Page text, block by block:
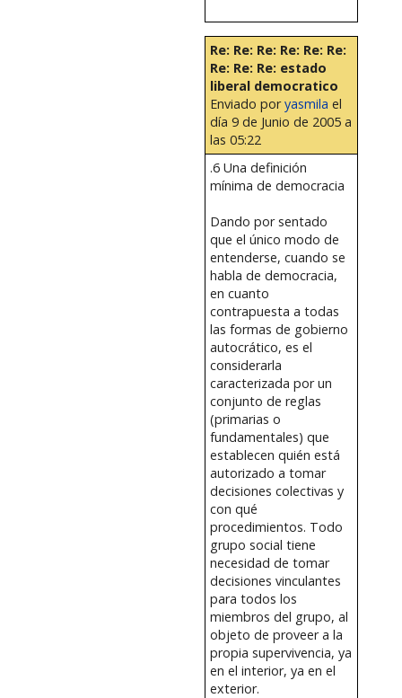
Re: Re: Re: Re: Re: Re:
Re: Re: Re: estado
liberal democratico
Enviado poryasmila el
día 9 de Junio de 2005 a
las 05:22
.6 Una definición
mínima de democracia
Dando por sentado
que el único modo de
entenderse, cuando se
habla de democracia,
en cuanto
contrapuesta a todas
las formas de gobierno
autocrático, es el
considerarla
caracterizada por un
conjunto de reglas
(primarias o
fundamentales) que
establecen quién está
autorizado a tomar
decisiones colectivas y
con qué
procedimientos. Todo
grupo social tiene
necesidad de tomar
decisiones vinculantes
para todos los
miembros del grupo, al
objeto de proveer a la
propia supervivencia, ya
en el interior, ya en el
exterior.